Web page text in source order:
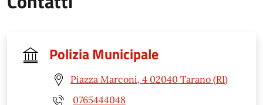
Polizia Municipale
Piazza Marconi, 4 02040 Tarano (RI)
0765444048